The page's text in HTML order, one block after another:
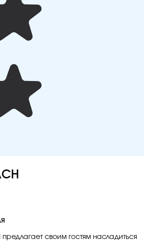
своим гостям насладиться